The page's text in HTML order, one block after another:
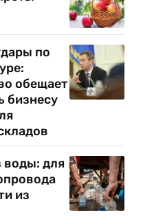
по
обещает
бизнесу
воды: для
из